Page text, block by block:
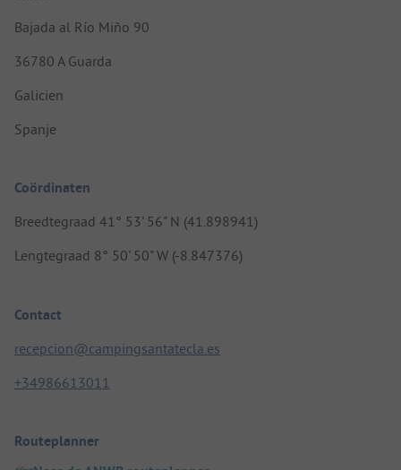
Bajada al Río Miño 90
36780 A Guarda
Galicien
Spanje
Coördinaten
Breedtegraad 41° 53' 56" N (41.898941)
Lengtegraad 8° 50' 50" W (-8.847376)
Contact
recepcion@campingsantatecla.es
+34986613011
Routeplanner